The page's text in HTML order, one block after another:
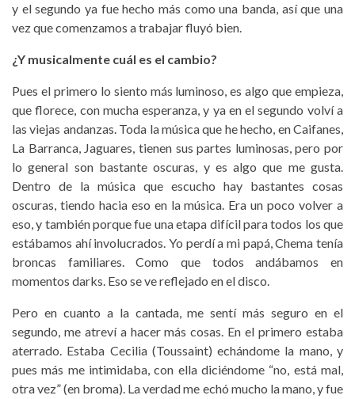
y el segundo ya fue hecho más como una banda, así que una
vez que comenzamos a trabajar fluyó bien.
¿Y musicalmente cuál es el cambio?
Pues el primero lo siento más luminoso, es algo que empieza,
que florece, con mucha esperanza, y ya en el segundo volví a
las viejas andanzas. Toda la música que he hecho, en Caifanes,
La Barranca, Jaguares, tienen sus partes luminosas, pero por
lo general son bastante oscuras, y es algo que me gusta.
Dentro de la música que escucho hay bastantes cosas
oscuras, tiendo hacia eso en la música. Era un poco volver a
eso, y también porque fue una etapa difícil para todos los que
estábamos ahí involucrados. Yo perdí a mi papá, Chema tenía
broncas familiares. Como que todos andábamos en
momentos darks. Eso se ve reflejado en el disco.
Pero en cuanto a la cantada, me sentí más seguro en el
segundo, me atreví a hacer más cosas. En el primero estaba
aterrado. Estaba Cecilia (Toussaint) echándome la mano, y
pues más me intimidaba, con ella diciéndome “no, está mal,
otra vez” (en broma). La verdad me echó mucho la mano, y fue